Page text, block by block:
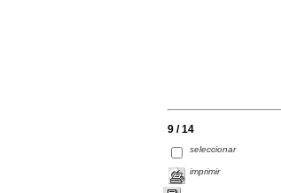
9 / 14
seleccionar
imprimir